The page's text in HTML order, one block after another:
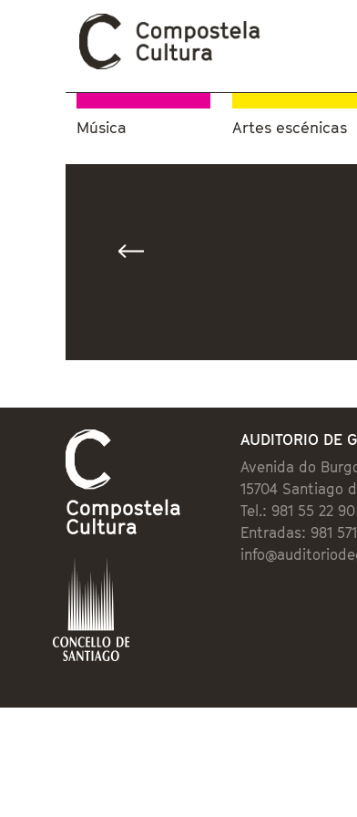
Música Artes escénicas
AUDITORIO DE
Avenida do
15704 Santiago
Tel.: 981 55 22 90
Entradas: 981